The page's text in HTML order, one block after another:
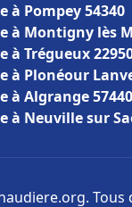
à Pompey 54340
à Montigny lès
à Trégueux
à Plonéour
à Algrange 57440
à Neuville sur
Tous